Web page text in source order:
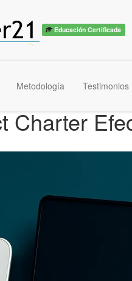
Educación Certificada
Metodología Testimonios
Charter